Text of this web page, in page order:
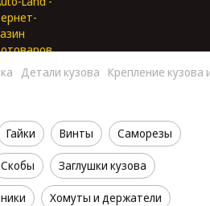
Детали кузова Крепление кузова
Гайки Винты Саморезы
Скобы Заглушки кузова
Хомуты и держатели